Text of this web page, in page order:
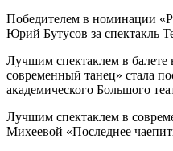
Победителем в номинации
Юрий Бутусов за спектакль
Лучшим спектаклем в балете
современный танец» стала
академического Большого
Лучшим спектаклем в
Михеевой «Последнее